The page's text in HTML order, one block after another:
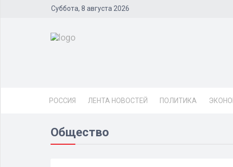
Суббота, 8 августа 2026
РОССИЯ ЛЕНТА НОВОСТЕЙ ПОЛИТИКА
Общество